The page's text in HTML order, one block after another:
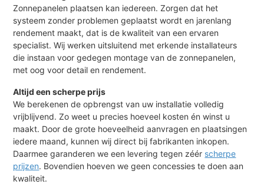
Zonnepanelen plaatsen kan iedereen. Zorgen dat het
systeem zonder problemen geplaatst wordt en jarenlang
rendement maakt, dat is de kwaliteit van een ervaren
specialist. Wij werken uitsluitend met erkende installateurs
die instaan voor gedegen montage van de zonnepanelen,
met oog voor detail en rendement.
Altijd een scherpe prijs
We berekenen de opbrengst van uw installatie volledig
vrijblijvend. Zo weet u precies hoeveel kosten én winst u
maakt. Door de grote hoeveelheid aanvragen en plaatsingen
iedere maand, kunnen wij direct bij fabrikanten inkopen.
Daarmee garanderen we een levering tegen zéér scherpe
prijzen. Bovendien hoeven we geen concessies te doen aan
kwaliteit.